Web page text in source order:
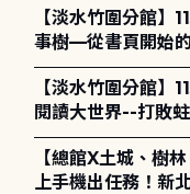
【淡水竹圍分館】
事樹—從書頁開始
電章魚》
【淡水竹圍分館】
閱讀大世界--打敗
護全攻略》
【總館X土城、樹
上手機出任務！新